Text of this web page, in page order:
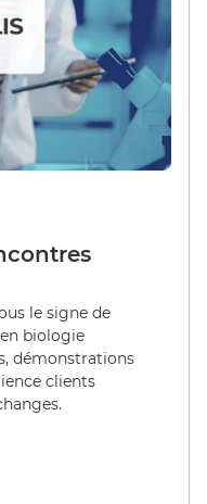
le signe de
en biologie
démonstrations
clients